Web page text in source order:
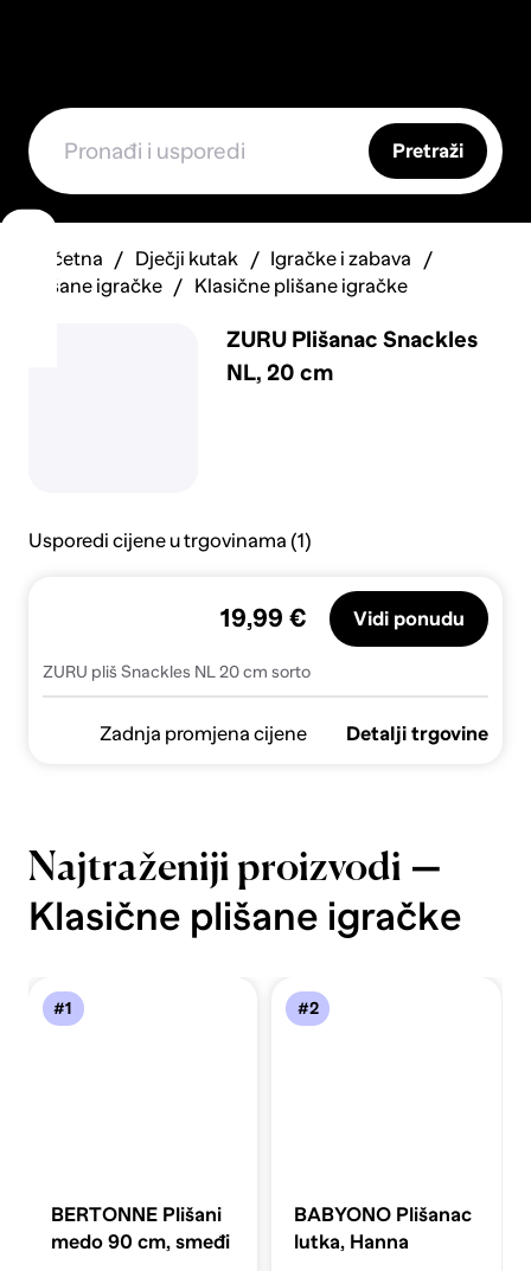
Pretraži
Početna Dječji kutak
Igračke i zabava
Plišane igračke
Klasične plišane igračke
ZURU Plišanac Snackles
NL, 20 cm
Usporedi cijene u trgovinama (1)
ZURU pliš Snackles NL 20 cm sorto
19,99 € Vidi ponudu
Zadnja promjena cijene Detalji trgovine
Najtraženiji proizvodi —
Klasične plišane igračke
#1
BERTONNE Plišani
medo 90 cm, smeđi
#2
BABYONO Plišanac
lutka, Hanna